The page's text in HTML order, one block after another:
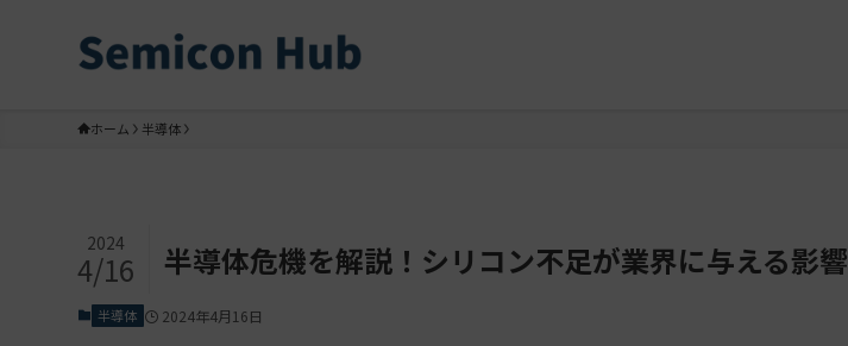
ホーム 半導体
半導体危機を解説！シリコン不足が業界に与える影響
2024
4/16
半導体 2024年4月16日